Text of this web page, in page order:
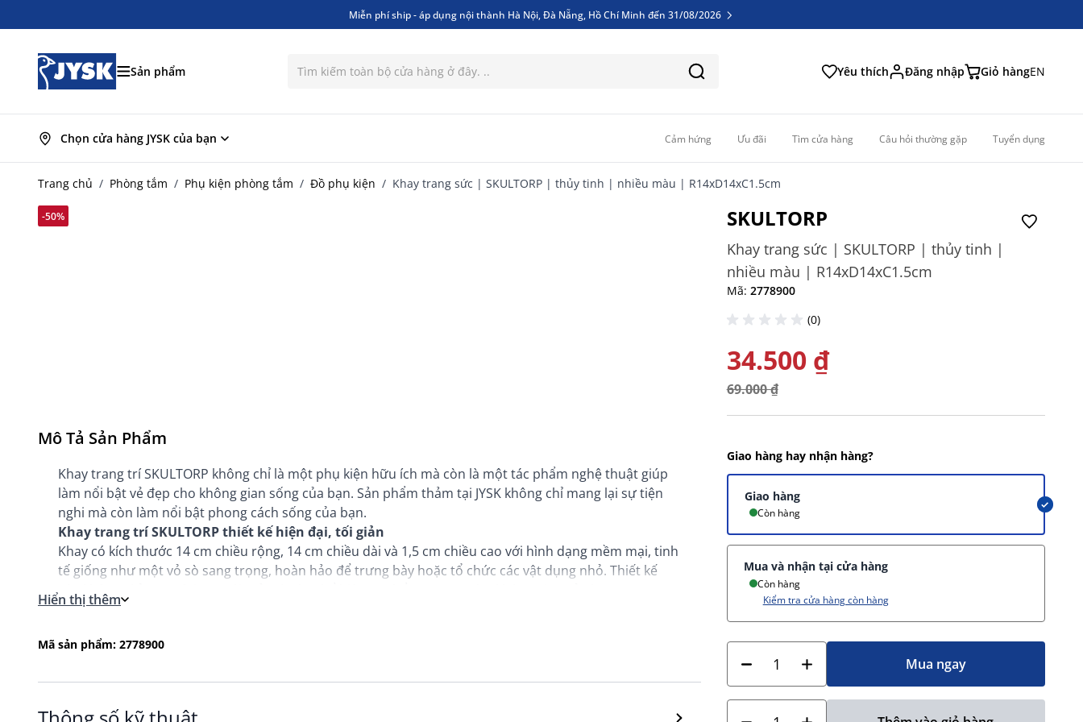
Miễn phí ship - áp dụng nội thành Hà Nội, Đà Nẵng, Hồ Chí Minh đến 31/08/2026
Sản phẩm Yêu thích Đăng nhập Giỏ hàngEN
Chọn cửa hàng JYSK của bạn Cảm hứng Ưu đãi Tìm cửa hàng Câu hỏi thường gặp Tuyển dụng
Trang chủ / Phòng tắm / Phụ kiện phòng tắm / Đồ phụ kiện / Khay trang sức | SKULTORP | thủy tinh | nhiều màu | R14xD14xC1.5cm
-50% SKULTORP
Khay trang sức | SKULTORP | thủy tinh |
nhiều màu | R14xD14xC1.5cm
Mã: 2778900
(0)
34.500 ₫
69.000 ₫
Giao hàng hay nhận hàng?
Giao hàng
Còn hàng
Mua và nhận tại cửa hàng
Còn hàng
Kiểm tra cửa hàng còn hàng
Mua ngay
Mô Tả Sản Phẩm
Khay trang trí SKULTORP không chỉ là một phụ kiện hữu ích mà còn là một tác phẩm nghệ thuật giúp
làm nổi bật vẻ đẹp cho không gian sống của bạn. Sản phẩm thảm tại JYSK không chỉ mang lại sự tiện
nghi mà còn làm nổi bật phong cách sống của bạn.
Khay trang trí SKULTORP thiết kế hiện đại, tối giản
Khay có kích thước 14 cm chiều rộng, 14 cm chiều dài và 1,5 cm chiều cao với hình dạng mềm mại, tinh
tế giống như một vỏ sò sang trọng, hoàn hảo để trưng bày hoặc tổ chức các vật dụng nhỏ. Thiết kế
Các gam màu đa dạng của sản phẩm tạo ra sự mới mẻ và sinh động cho mọi góc nhỏ trong nhà bạn.
bất kỳ không gian nào.
Hiển thị thêm
Mã sản phẩm: 2778900